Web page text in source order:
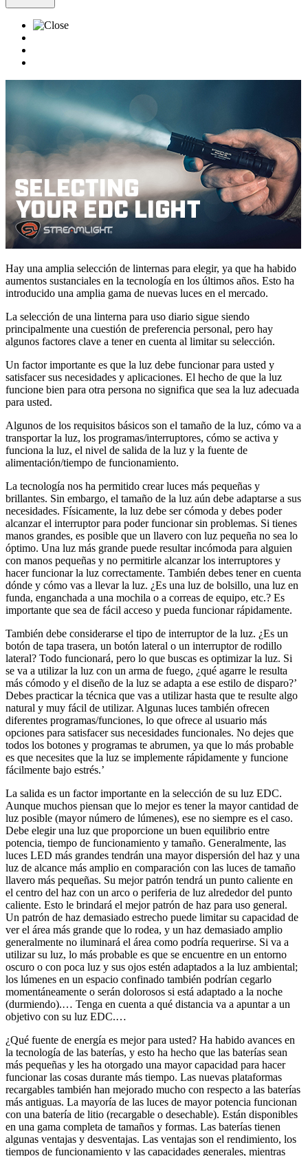
Hay una amplia selección de linternas para elegir, ya que ha habido
aumentos sustanciales en la tecnología en los últimos años. Esto ha
introducido una amplia gama de nuevas luces en el mercado.
La selección de una linterna para uso diario sigue siendo
principalmente una cuestión de preferencia personal, pero hay
algunos factores clave a tener en cuenta al limitar su selección.
Un factor importante es que la luz debe funcionar para usted y
satisfacer sus necesidades y aplicaciones. El hecho de que la luz
funcione bien para otra persona no significa que sea la luz adecuada
para usted.
Algunos de los requisitos básicos son el tamaño de la luz, cómo va a
transportar la luz, los programas/interruptores, cómo se activa y
funciona la luz, el nivel de salida de la luz y la fuente de
alimentación/tiempo de funcionamiento.
La tecnología nos ha permitido crear luces más pequeñas y
brillantes. Sin embargo, el tamaño de la luz aún debe adaptarse a sus
necesidades. Físicamente, la luz debe ser cómoda y debes poder
alcanzar el interruptor para poder funcionar sin problemas. Si tienes
manos grandes, es posible que un llavero con luz pequeña no sea lo
óptimo. Una luz más grande puede resultar incómoda para alguien
con manos pequeñas y no permitirle alcanzar los interruptores y
hacer funcionar la luz correctamente. También debes tener en cuenta
dónde y cómo vas a llevar la luz. ¿Es una luz de bolsillo, una luz en
funda, enganchada a una mochila o a correas de equipo, etc.? Es
importante que sea de fácil acceso y pueda funcionar rápidamente.
También debe considerarse el tipo de interruptor de la luz. ¿Es un
botón de tapa trasera, un botón lateral o un interruptor de rodillo
lateral? Todo funcionará, pero lo que buscas es optimizar la luz. Si
se va a utilizar la luz con un arma de fuego, ¿qué agarre le resulta
más cómodo y el diseño de la luz se adapta a ese estilo de disparo?’
Debes practicar la técnica que vas a utilizar hasta que te resulte algo
natural y muy fácil de utilizar. Algunas luces también ofrecen
diferentes programas/funciones, lo que ofrece al usuario más
opciones para satisfacer sus necesidades funcionales. No dejes que
todos los botones y programas te abrumen, ya que lo más probable
es que necesites que la luz se implemente rápidamente y funcione
fácilmente bajo estrés.’
La salida es un factor importante en la selección de su luz EDC.
Aunque muchos piensan que lo mejor es tener la mayor cantidad de
luz posible (mayor número de lúmenes), ese no siempre es el caso.
Debe elegir una luz que proporcione un buen equilibrio entre
potencia, tiempo de funcionamiento y tamaño. Generalmente, las
luces LED más grandes tendrán una mayor dispersión del haz y una
luz de alcance más amplio en comparación con las luces de tamaño
llavero más pequeñas. Su mejor patrón tendrá un punto caliente en
el centro del haz con un arco o periferia de luz alrededor del punto
caliente. Esto le brindará el mejor patrón de haz para uso general.
Un patrón de haz demasiado estrecho puede limitar su capacidad de
ver el área más grande que lo rodea, y un haz demasiado amplio
generalmente no iluminará el área como podría requerirse. Si va a
utilizar su luz, lo más probable es que se encuentre en un entorno
oscuro o con poca luz y sus ojos estén adaptados a la luz ambiental;
los lúmenes en un espacio confinado también podrían cegarlo
momentáneamente o serán dolorosos si está adaptado a la noche
(durmiendo).… Tenga en cuenta a qué distancia va a apuntar a un
objetivo con su luz EDC.…
¿Qué fuente de energía es mejor para usted? Ha habido avances en
la tecnología de las baterías, y esto ha hecho que las baterías sean
más pequeñas y les ha otorgado una mayor capacidad para hacer
funcionar las cosas durante más tiempo. Las nuevas plataformas
recargables también han mejorado mucho con respecto a las baterías
más antiguas. La mayoría de las luces de mayor potencia funcionan
con una batería de litio (recargable o desechable). Están disponibles
en una gama completa de tamaños y formas. Las baterías tienen
algunas ventajas y desventajas. Las ventajas son el rendimiento, los
tiempos de funcionamiento y las capacidades generales, mientras